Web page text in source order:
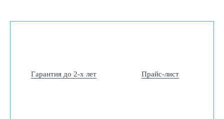
Гарантия до 2-х лет Прайс-лист